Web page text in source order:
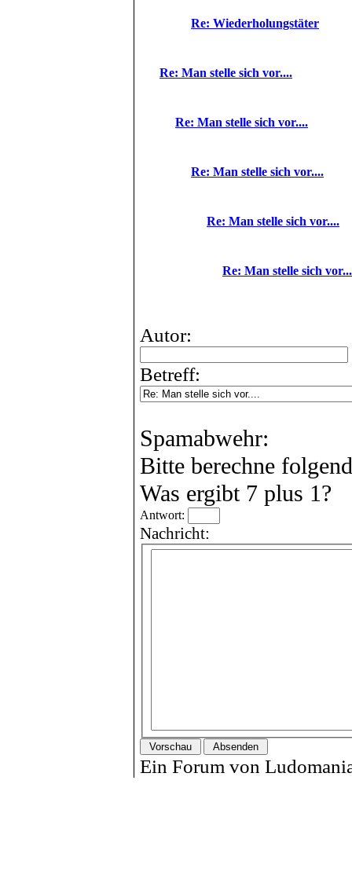
Re: Wiederholungstäter
Re: Man stelle sich vor....
Re: Man stelle sich vor....
Re: Man stelle sich vor....
Re: Man stelle sich vor....
Re: Man stelle sich
Autor:
Betreff:
Spamabwehr:
Bitte berechne
Was ergibt 7 plus 1?
Antwort:
Nachricht:
Ein Forum von